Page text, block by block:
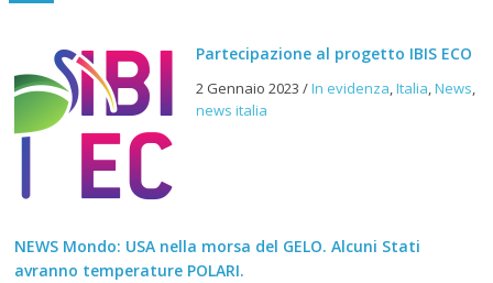
Partecipazione al progetto IBIS ECO
2 Gennaio 2023 /In evidenza,Italia,News,
news italia
NEWS Mondo: USA nella morsa del GELO. Alcuni Stati
avranno temperature POLARI.